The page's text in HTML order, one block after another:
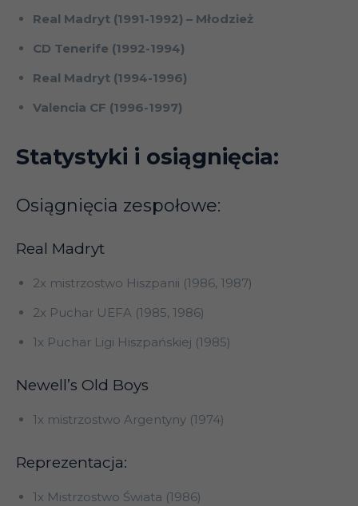
Real Madryt (1991-1992) – Młodzież
CD Tenerife (1992-1994)
Real Madryt (1994-1996)
Valencia CF (1996-1997)
Statystyki i osiągnięcia:
Osiągnięcia zespołowe:
Real Madryt
2x mistrzostwo Hiszpanii (1986, 1987)
2x Puchar UEFA (1985, 1986)
1x Puchar Ligi Hiszpańskiej (1985)
Newell’s Old Boys
1x mistrzostwo Argentyny (1974)
Reprezentacja:
1x Mistrzostwo Świata (1986)